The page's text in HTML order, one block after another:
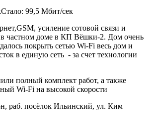
Стало: 99,5 Мбит/сек
усиление сотовой связи и
частном доме в КП Вёшки-2. Дом очень
покрыть сетью Wi-Fi весь дом и
в единую сеть - за счет технологии
полный комплект работ, а также
Wi-Fi на высокой скорости